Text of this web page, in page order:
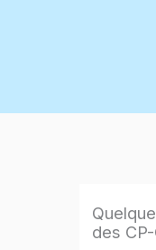
des CP-